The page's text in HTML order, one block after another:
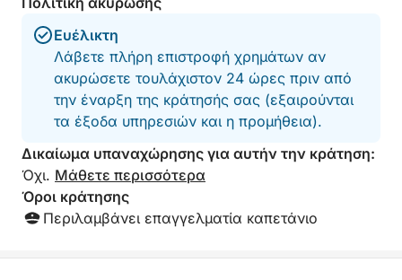
with homemade
her father. It was
adventure with
beautiful yacht,
Highly
Francesco and
day.
Ευέλικτη
Λάβετε πλήρη επιστροφή χρημάτων αν
ακυρώσετε τουλάχιστον 24 ώρες πριν από
την έναρξη της κράτησής σας (εξαιρούνται
τα έξοδα υπηρεσιών και η προμήθεια).
Δικαίωμα υπαναχώρησης για αυτήν την κράτηση:
Όχι. Μάθετε περισσότερα
Όροι κράτησης
Περιλαμβάνει επαγγελματία καπετάνιο